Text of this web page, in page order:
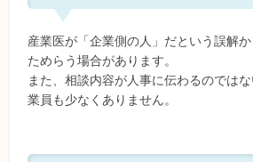
産業医が「企業側の人」だという誤解
ためらう場合があります。
また、相談内容が人事に伝わるのでは
業員も少なくありません。